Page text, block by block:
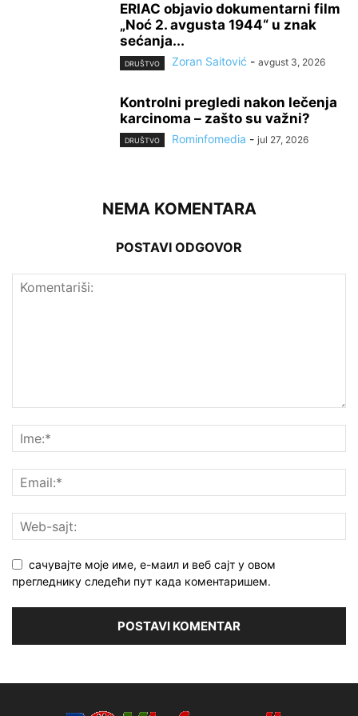
ERIAC objavio dokumentarni film
„Noć 2. avgusta 1944“ u znak
sećanja...
DRUŠTVO Zoran Saitović - avgust 3, 2026
Kontrolni pregledi nakon lečenja
karcinoma – zašto su važni?
DRUŠTVO Rominfomedia - jul 27, 2026
NEMA KOMENTARA
POSTAVI ODGOVOR
сачувајте моје име, е-маил и веб сајт у овом
прегледнику следећи пут када коментаришем.